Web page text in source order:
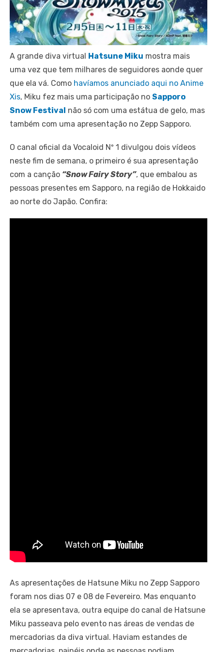
A grande diva virtual Hatsune Miku mostra mais
uma vez que tem milhares de seguidores aonde quer
que ela vá. Como havíamos anunciado aqui no Anime
Xis, Miku fez mais uma participação no Sapporo
Snow Festival não só com uma estátua de gelo, mas
também com uma apresentação no Zepp Sapporo.
O canal oficial da Vocaloid Nº 1 divulgou dois vídeos
neste fim de semana, o primeiro é sua apresentação
com a canção “Snow Fairy Story”, que embalou as
pessoas presentes em Sapporo, na região de Hokkaido
ao norte do Japão. Confira:
As apresentações de Hatsune Miku no Zepp Sapporo
foram nos dias 07 e 08 de Fevereiro. Mas enquanto
ela se apresentava, outra equipe do canal de Hatsune
Miku passeava pelo evento nas áreas de vendas de
mercadorias da diva virtual. Haviam estandes de